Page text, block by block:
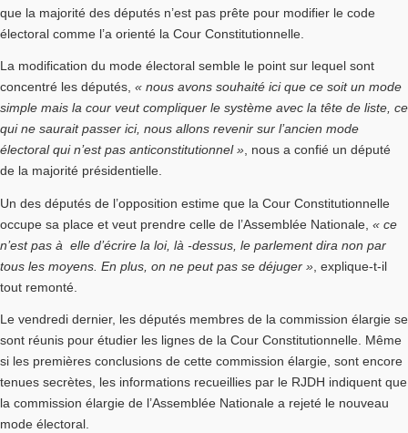
que la majorité des députés n’est pas prête pour modifier le code
électoral comme l’a orienté la Cour Constitutionnelle.
La modification du mode électoral semble le point sur lequel sont
concentré les députés, « nous avons souhaité ici que ce soit un mode
simple mais la cour veut compliquer le système avec la tête de liste, ce
qui ne saurait passer ici, nous allons revenir sur l’ancien mode
électoral qui n’est pas anticonstitutionnel » , nous a confié un député
de la majorité présidentielle.
Un des députés de l’opposition estime que la Cour Constitutionnelle
occupe sa place et veut prendre celle de l’Assemblée Nationale, « ce
n’est pas à elle d’écrire la loi, là -dessus, le parlement dira non par
tous les moyens. En plus, on ne peut pas se déjuger » , explique-t-il
tout remonté.
Le vendredi dernier, les députés membres de la commission élargie se
sont réunis pour étudier les lignes de la Cour Constitutionnelle. Même
si les premières conclusions de cette commission élargie, sont encore
tenues secrètes, les informations recueillies par le RJDH indiquent que
la commission élargie de l’Assemblée Nationale a rejeté le nouveau
mode électoral.